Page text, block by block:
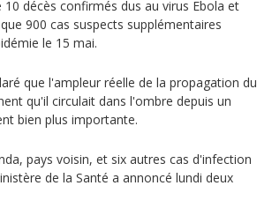
décès confirmés dus au virus Ebola et
900 cas suspects supplémentaires
le 15 mai.
que l'ampleur réelle de la propagation du
qu'il circulait dans l'ombre depuis un
bien plus importante.
pays voisin, et six autres cas d'infection
de la Santé a annoncé lundi deux